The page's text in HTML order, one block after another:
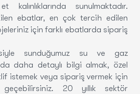
sunulmaktadır.
ebatlar, en çok tercih edilen
için farklı ebatlarda sipariş
sunduğumuz su ve gaz
daha detaylı bilgi almak, özel
istemek veya sipariş vermek için
20 yıllık sektör